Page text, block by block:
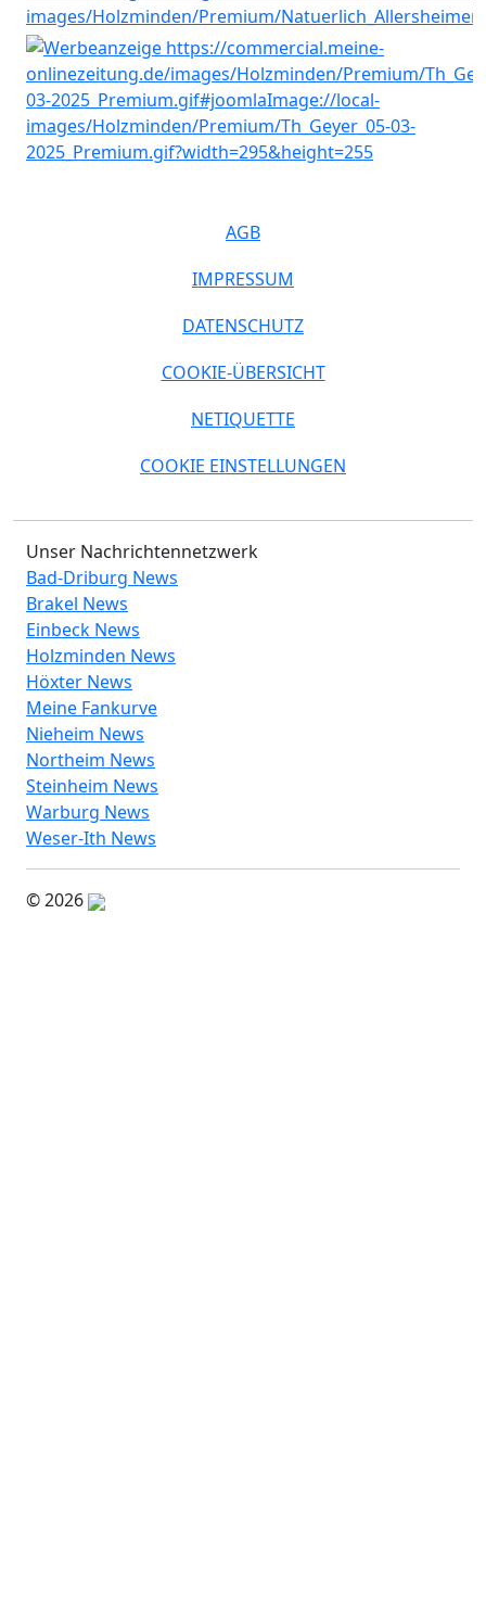
AGB
IMPRESSUM
DATENSCHUTZ
COOKIE-ÜBERSICHT
NETIQUETTE
COOKIE EINSTELLUNGEN
Unser Nachrichtennetzwerk
Bad-Driburg News
Brakel News
Einbeck News
Holzminden News
Höxter News
Meine Fankurve
Nieheim News
Northeim News
Steinheim News
Warburg News
Weser-Ith News
© 2026